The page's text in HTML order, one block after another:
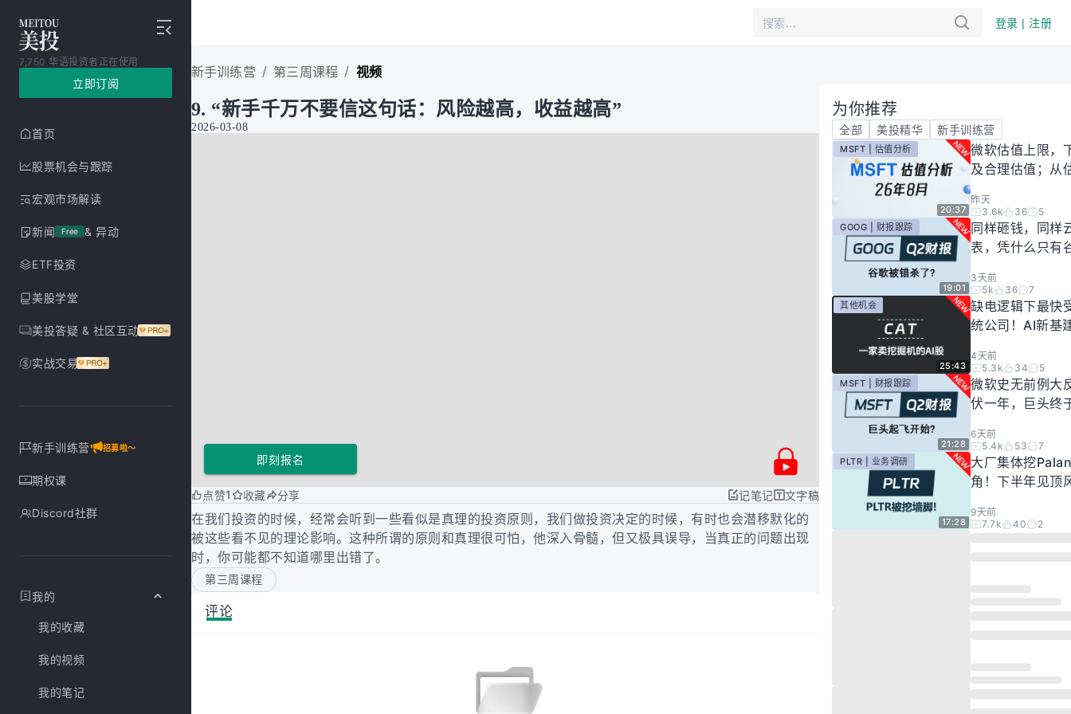
7,750 华语投资者正在使用
立即订阅
首页
股票机会与跟踪
宏观市场解读
新闻 Free & 异动
ETF投资
美股学堂
美投答疑 & 社区互动
实战交易
新手训练营 招募啦～
期权课
Discord社群
我的
我的收藏
我的视频
我的笔记
新手训练营 / 第三周课程 / 视频
9. “新手千万不要信这句话：风险越高，收益越高”
2026-03-08
即刻报名
点赞1 收藏 分享 记笔记
文字稿
在我们投资的时候，经常会听到一些看似是真理的投资原则，我们做投资决定的时候，有时也会潜移默化的
被这些看不见的理论影响。这种所谓的原则和真理很可怕，他深入骨髓，但又极具误导，当真正的问题出现
时，你可能都不知道哪里出错了。
第三周课程
评论
为你推荐
全部 美投精华 新手训练营
20:37
MSFT | 估值分析
微软估值上限，
及合理估值；从
年8月
昨天
3.6k
36 5
19:01
GOOG | 财报跟踪
同样砸钱，同样
表，凭什么只有
你谷歌真正的投
有多高！
3天前
5k
36 7
25:43
其他机会
缺电逻辑下最快
统公司！AI新基
4天前
5.3k
34 5
21:28
MSFT | 财报跟踪
微软史无前例大
伏一年，巨头终
6天前
5.4k
53 7
17:28
PLTR | 业务调研
大厂集体挖
角！下半年见顶
还要投资吗？
9天前
7.7k
40 2
登录 | 注册